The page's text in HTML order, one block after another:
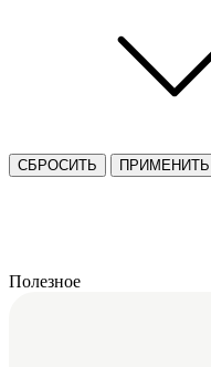
СБРОСИТЬ ПРИМЕНИТЬ
Полезное